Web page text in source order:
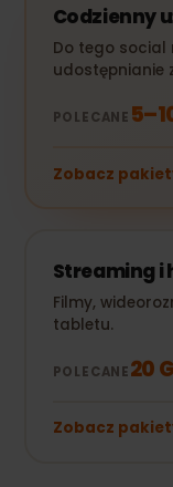
Codzienny
Do tego social
udostępnianie
POLECANE
Zobacz
Streaming i
Filmy,
tabletu.
POLECANE20
Zobacz